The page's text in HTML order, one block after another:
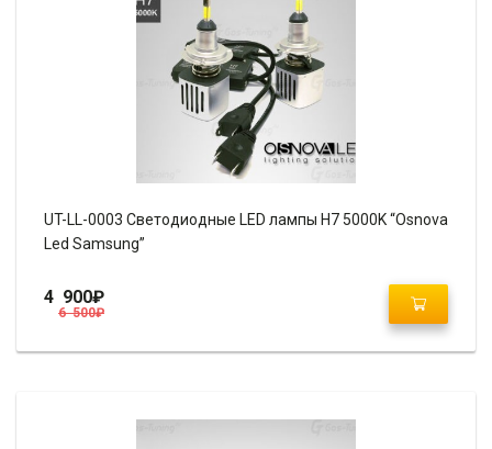
UT-LL-0003 Светодиодные LED лампы H7 5000K “Osnova
Led Samsung”
6 500₽
4 900₽